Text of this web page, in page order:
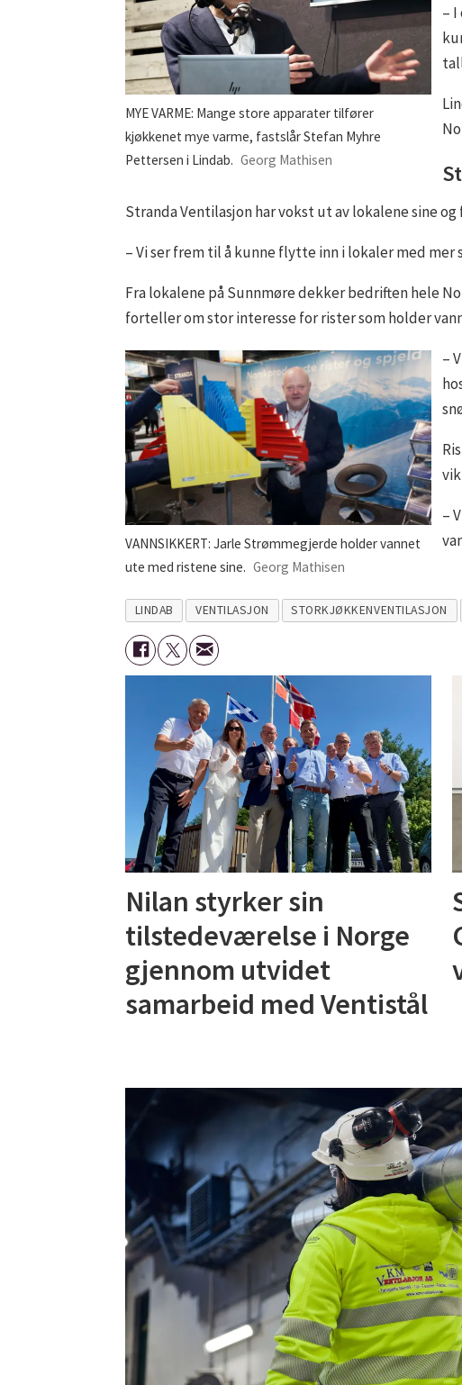
MYE VARME: Mange store apparater tilfører
kjøkkenet mye varme, fastslår Stefan Myhre
Pettersen i Lindab. Georg Mathisen
–
Stranda Ventilasjon har vokst ut av lokalene sine
– Vi ser frem til å kunne flytte inn i lokaler med
Fra lokalene på Sunnmøre dekker bedriften hele
forteller om stor interesse for rister som holder
VANNSIKKERT: Jarle Strømmegjerde holder vannet
ute med ristene sine. Georg Mathisen
–
–
LINDAB VENTILASJON STORKJØKKENVENTILASJON
Nilan styrker sin
tilstedeværelse i Norge
gjennom utvidet
samarbeid med Ventistål